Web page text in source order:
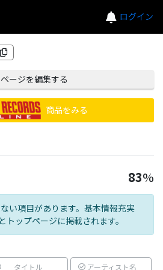
ログイン
ページを編集する
商品をみる
83%
い項目があります。基本情報充実
トップページに掲載されます。
タイトル アーティスト名